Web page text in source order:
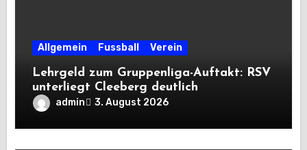
Allgemein Fussball Verein
Lehrgeld zum Gruppenliga-Auftakt: RSV
unterliegt Cleeberg deutlich
admin 3. August 2026